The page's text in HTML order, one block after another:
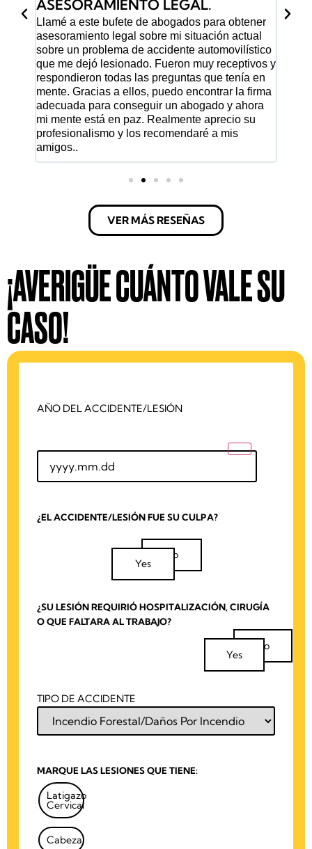
ASESORAMIENTO LEGAL.
Llamé a este bufete de abogados para obtener
asesoramiento legal sobre mi situación actual
sobre un problema de accidente automovilístico
que me dejó lesionado. Fueron muy receptivos y
respondieron todas las preguntas que tenía en
mente. Gracias a ellos, puedo encontrar la firma
adecuada para conseguir un abogado y ahora
mi mente está en paz. Realmente aprecio su
profesionalismo y los recomendaré a mis
amigos..
VER MÁS RESEÑAS
¡AVERIGÜE CUÁNTO VALE SU
CASO!
AÑO DEL ACCIDENTE/LESIÓN
¿EL ACCIDENTE/LESIÓN FUE SU CULPA?
No
Yes
¿SU LESIÓN REQUIRIÓ HOSPITALIZACIÓN, CIRUGÍA
O QUE FALTARA AL TRABAJO?
No
Yes
TIPO DE ACCIDENTE
MARQUE LAS LESIONES QUE TIENE:
Latigazo
Cervical
Cabeza